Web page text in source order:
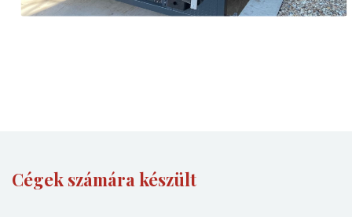
Cégek számára készült